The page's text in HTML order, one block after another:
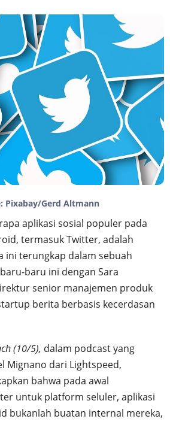
Pixabay/Gerd Altmann
aplikasi sosial populer pada
termasuk Twitter, adalah
ini terungkap dalam sebuah
baru ini dengan Sara
senior manajemen produk
berita berbasis kecerdasan
(10/5), dalam podcast yang
Mignano dari Lightspeed,
bahwa pada awal
untuk platform seluler, aplikasi
bukanlah buatan internal mereka,